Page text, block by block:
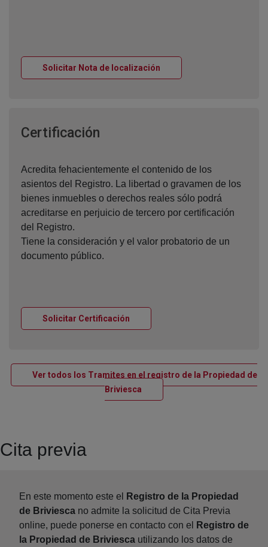
Solicitar Nota de localización
Certificación
Acredita fehacientemente el contenido de los
asientos del Registro. La libertad o gravamen de los
bienes inmuebles o derechos reales sólo podrá
acreditarse en perjuicio de tercero por certificación
del Registro.
Tiene la consideración y el valor probatorio de un
documento público.
Solicitar Certificación
Ver todos los Tramites en el registro de la Propiedad de
Briviesca Ventana nueva
Cita previa
En este momento este el
Registro de la Propiedad
de Briviesca no admite la solicitud de Cita Previa
online, puede ponerse en contacto con el
Registro de
la Propiedad de Briviesca utilizando los datos de